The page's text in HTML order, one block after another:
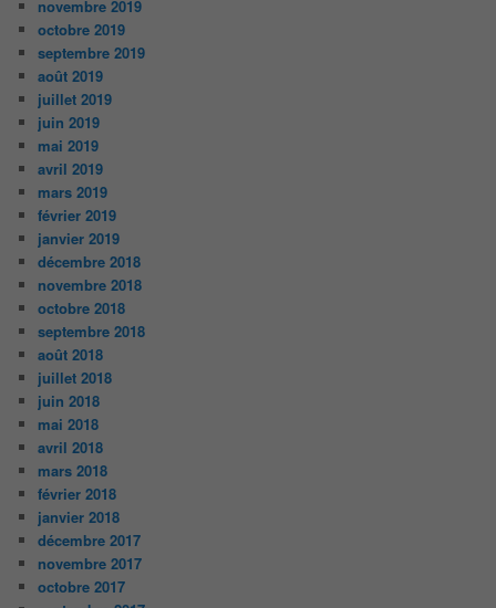
novembre 2019
octobre 2019
septembre 2019
août 2019
juillet 2019
juin 2019
mai 2019
avril 2019
mars 2019
février 2019
janvier 2019
décembre 2018
novembre 2018
octobre 2018
septembre 2018
août 2018
juillet 2018
juin 2018
mai 2018
avril 2018
mars 2018
février 2018
janvier 2018
décembre 2017
novembre 2017
octobre 2017